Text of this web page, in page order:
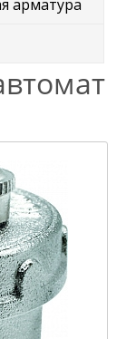
арматура